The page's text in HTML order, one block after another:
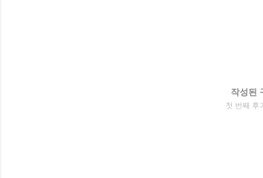
작성된
첫 번째 후